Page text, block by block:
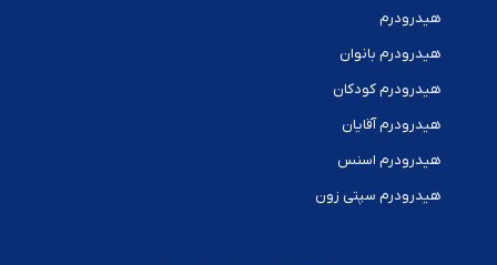
هیدرودرم
هیدرودرم بانوان
هیدرودرم کودکان
هیدرودرم آقایان
هیدرودرم اسنس
هیدرودرم سپتی زون